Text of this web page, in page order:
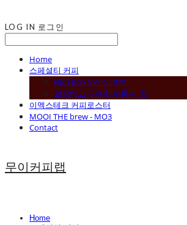
LOG IN 로그인
Home
스페셜티 커피
베리류와 와인의 향미
깔끔하고 구수한 누룽지 맛
이멕스테크 커피로스터
MOOI THE brew - MO3
Contact
무이커피랩
Home